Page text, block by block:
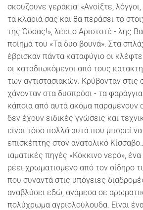
σκούζουνε γεράκια: «Ανοίξτε,
τα κλαριά σας και θα περάσει το
της Όσσας!», λέει ο Αριστοτέ - λης
ποίημά του «Τα δυο βουνά». Στα
έβρισκαν πάντα καταφύγιο οι
οι καταδιωκόμενοι από τους
των αντιστασιακών. Κρύβονταν στις
χάνονταν στα δυσπρόσι - τα
κάποια από αυτά ακόμα παραμένουν
δεν έχουν ειδικές γνώσεις και
είναι τόσο πολλά αυτά που μπορεί
επισκέπτης στον ανατολικό
ιαματικές πηγές «Κόκκινο νερό»,
ρέει χρωματισμένο από τον σίδηρο
που συναντά στις υπόγειες
αναβλύσει εδώ, ανάμεσα σε
πολύχρωμα αγριολούλουδα. Είναι